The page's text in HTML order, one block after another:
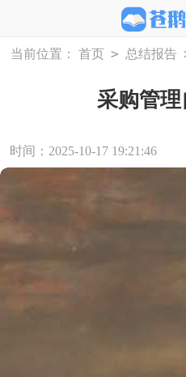
当前位置： 首页 > 总结报告
采购管
时间：2025-10-17 19:21:46